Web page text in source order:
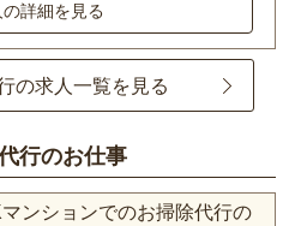
詳細を見る
の求人一覧を見る
行のお仕事
ンションでのお掃除代行の